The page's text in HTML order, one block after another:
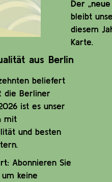
Der „neue
bleibt
diesem
Karte.
aus Berlin
beliefert
die Berliner
ist es unser
mit
und besten
Abonnieren Sie
keine